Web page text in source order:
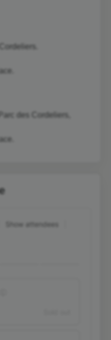
des Cordeliers,